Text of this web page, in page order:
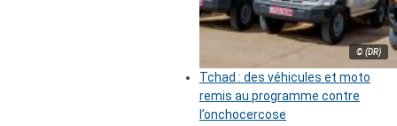
© (DR)
Tchad : des véhicules et moto
remis au programme contre
l’onchocercose